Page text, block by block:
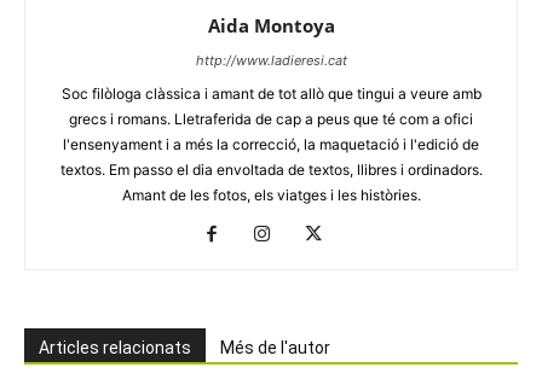
Aida Montoya
http://www.ladieresi.cat
Soc filòloga clàssica i amant de tot allò que tingui a veure amb
grecs i romans. Lletraferida de cap a peus que té com a ofici
l'ensenyament i a més la correcció, la maquetació i l'edició de
textos. Em passo el dia envoltada de textos, llibres i ordinadors.
Amant de les fotos, els viatges i les històries.
Articles relacionats Més de l'autor